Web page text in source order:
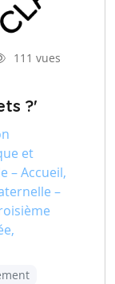
111 vues
?'
et
– Accueil,
–